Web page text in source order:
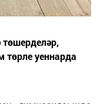
төшерделәр,
уеннарда